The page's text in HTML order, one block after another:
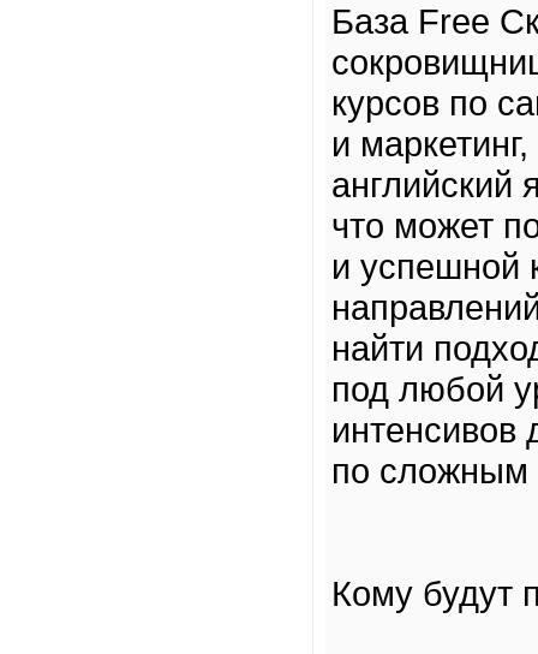
База Free
курсов по
и
английский
что может
и успешной
найти
под любой
интенсивов
по сложным
Кому будут